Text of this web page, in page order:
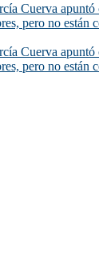
Cuerva
pero no están
Cuerva
pero no están